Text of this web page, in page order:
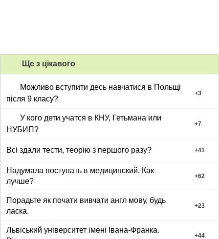
Ще з цiкавого
Можливо вступити десь навчатися в Польщі
після 9 класу?
+3
У кого дети учатся в КНУ, Гетьмана или
НУБИП?
+7
Всі здали тести, теорію з першого разу? +41
Надумала поступать в медицинский. Как
лучше?
+62
Порадьте як почати вивчати англ мову, будь
ласка.
+23
Львіський університет імені Івана-Франка.
+44